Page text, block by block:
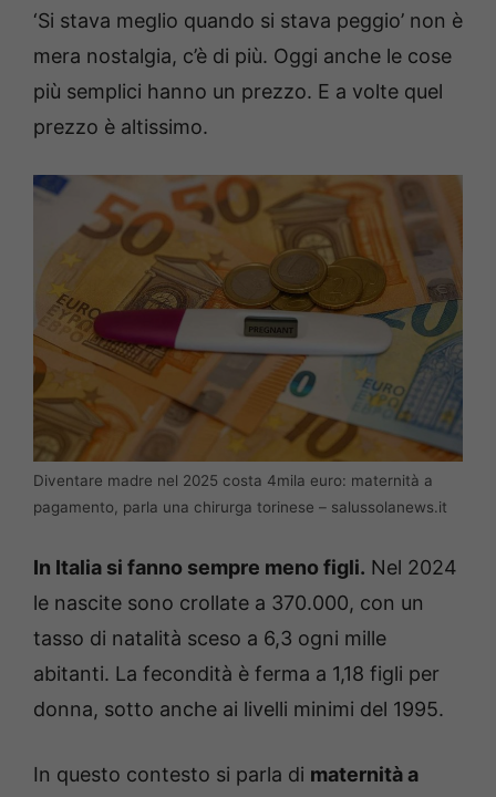
‘Si stava meglio quando si stava peggio’ non è
mera nostalgia, c’è di più. Oggi anche le cose
più semplici hanno un prezzo. E a volte quel
prezzo è altissimo.
Diventare madre nel 2025 costa 4mila euro: maternità a
pagamento, parla una chirurga torinese – salussolanews.it
In Italia si fanno sempre meno figli. Nel 2024
le nascite sono crollate a 370.000, con un
tasso di natalità sceso a 6,3 ogni mille
abitanti. La fecondità è ferma a 1,18 figli per
donna, sotto anche ai livelli minimi del 1995.
In questo contesto si parla di maternità a